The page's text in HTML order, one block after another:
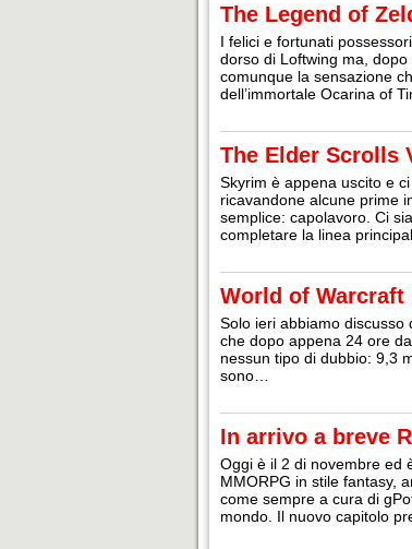
The Legend of
I felici e fortunati
dorso di Loftwing ma,
comunque la sensazione
dell’immortale Ocarina of
The Elder Scrolls
Skyrim è appena uscito e
ricavandone alcune prime
semplice: capolavoro. Ci
completare la linea
World of Warcraft
Solo ieri abbiamo discusso
che dopo appena 24 ore
nessun tipo di dubbio: 9,3
sono…
In arrivo a breve
Oggi è il 2 di novembre ed
MMORPG in stile fantasy,
come sempre a cura di
mondo. Il nuovo capitolo